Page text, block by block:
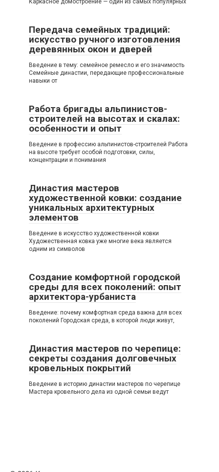
Передача семейных традиций:
искусство ручного изготовления
деревянных окон и дверей
Введение в тему: семейное ремесло и его значимость
Семейные династии, передающие профессиональные
навыки от
Работа бригады альпинистов-
строителей на высотах и скалах:
особенности и опыт
Введение в профессию альпинистов-строителей Работа
на высоте требует особой подготовки, силы,
концентрации и понимания
Династия мастеров
художественной ковки: создание
уникальных архитектурных
элементов
Введение в искусство художественной ковки
Художественная ковка уже многие века является
одним из символов
Создание комфортной городской
среды для всех поколений: опыт
архитектора-урбаниста
Введение: почему комфортная среда важна для всех
поколений Городская среда, в которой люди живут,
Династия мастеров по черепице:
секреты создания долговечных
кровельных покрытий
Введение в историю династии мастеров по черепице
Мастера кровельного дела из одной семьи ведут